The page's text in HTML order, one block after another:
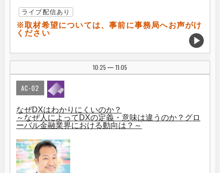
ライブ配信あり
※取材希望については、事前に事務局へお声がけ
ください
10:25 | 11:05
AC-02
なぜDXはわかりにくいのか？
～なぜ人によってDXの定義・意味は違うのか？グロ
ーバル金融業界における動向は？～